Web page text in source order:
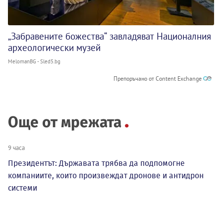
„Забравените божества“ завладяват Националния
археологически музей
MelomanBG - Sled5.bg
Препоръчано от Content Exchange
Още от мрежата
9 часа
Президентът: Държавата трябва да подпомогне
компаниите, които произвеждат дронове и антидрон
системи